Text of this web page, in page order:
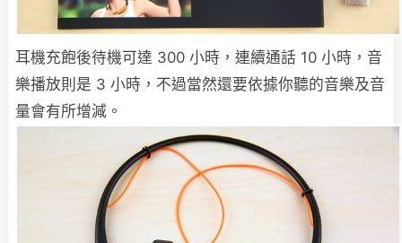
耳機充飽後待機可達 300 小時，連續通話 10 小時，音
樂播放則是 3 小時，不過當然還要依據你聽的音樂及音
量會有所增減。